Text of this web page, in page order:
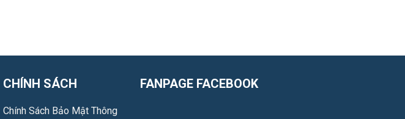
CHÍNH SÁCH
Chính Sách Bảo Mật Thông
FANPAGE FACEBOOK